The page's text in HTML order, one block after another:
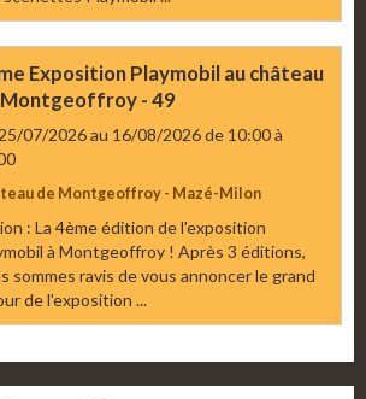
Exposition Playmobil au château
- 49
07/2026au 16/08/2026de 10:00à
de Montgeoffroy - Mazé-Milon
: La 4ème édition de l'exposition
à Montgeoffroy ! Après 3 éditions,
sommes ravis de vous annoncer le grand
de l'exposition ...